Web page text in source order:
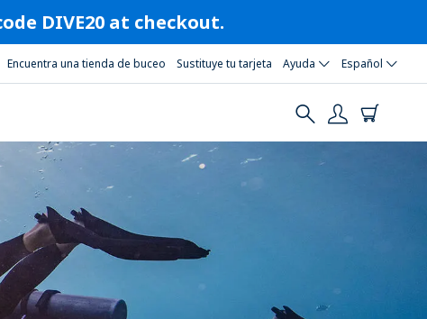
DIVE20 at checkout.
Encuentra una tienda de buceo Sustituye tu tarjeta Ayuda Español